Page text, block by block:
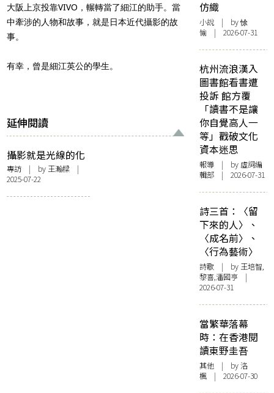
大阪上京投靠VIVO，輾轉當了細江的助手。當
中牽涉的人物和故事，就是日本近代攝影的故
事。
有幸，曾是細江英公的學生。
延伸閱讀
攝影就是光線的化
石——訪《中平卓
馬 森山大道︰日本
攝影家的故事》作
專訪 | by 王瀚樑 |
2025-07-22
仿織
小說 | by 悇
愉 | 2026-07-31
杭州流浪漢入
圖書館看書遭
投訴 館方覆
「讀書不是讓
你自覺高人一
等」戳破文化
資本迷思
報導 | by 虛詞編
輯部 | 2026-07-31
詩三首：〈留
下來的人〉、
〈成名前〉、
〈行為藝術〉
詩歌 | by 王培智,
黎喜,潘國亨 |
2026-07-31
當繁華落幕
時：在香港閱
讀東野圭吾
其他 | by洛
楓 | 2026-07-30